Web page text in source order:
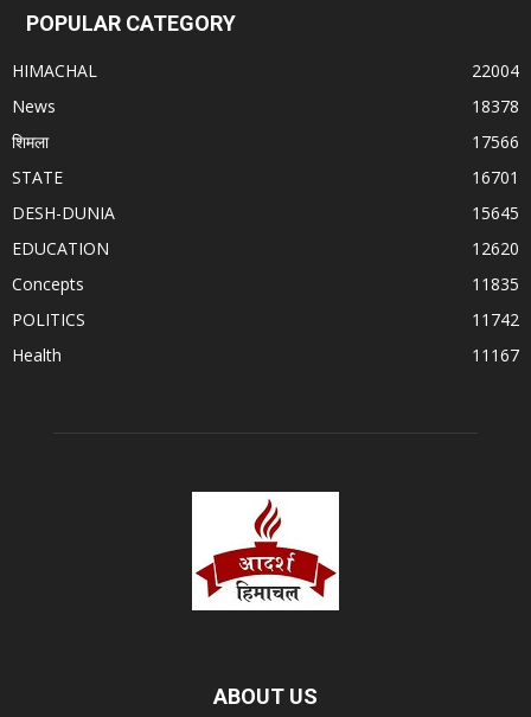
POPULAR CATEGORY
HIMACHAL
22004
News
18378
शिमला
17566
STATE
16701
DESH-DUNIA
15645
EDUCATION
12620
Concepts
11835
POLITICS
11742
Health
11167
ABOUT US